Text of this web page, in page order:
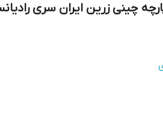
غذاخوری 102 پارچه چینی زرین ایران سری